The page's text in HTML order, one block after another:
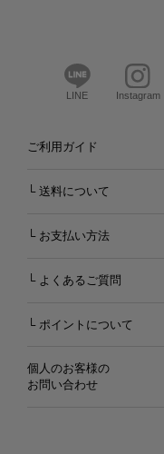
LINE Instagram
ご利用ガイド
└ 送料について
└ お支払い方法
└ よくあるご質問
└ ポイントについて
個人のお客様の
お問い合わせ